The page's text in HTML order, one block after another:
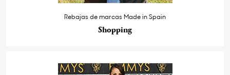
Rebajas de marcas Made in Spain
Shopping